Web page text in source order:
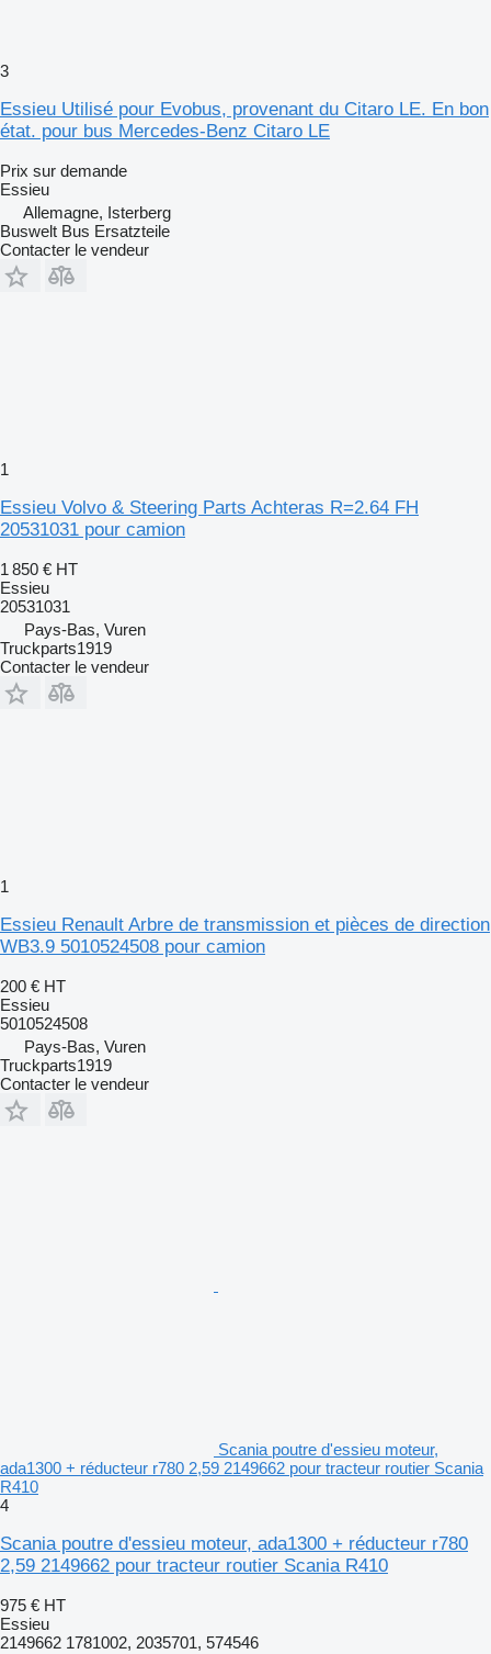
3
Essieu Utilisé pour Evobus, provenant du Citaro LE. En bon
état. pour bus Mercedes-Benz Citaro LE
Prix sur demande
Essieu
Allemagne, Isterberg
Buswelt Bus Ersatzteile
Contacter le vendeur
1
Essieu Volvo & Steering Parts Achteras R=2.64 FH
20531031 pour camion
1 850 € HT
Essieu
20531031
Pays-Bas, Vuren
Truckparts1919
Contacter le vendeur
1
Essieu Renault Arbre de transmission et pièces de direction
WB3.9 5010524508 pour camion
200 € HT
Essieu
5010524508
Pays-Bas, Vuren
Truckparts1919
Contacter le vendeur
Scania poutre d'essieu moteur,
ada1300 + réducteur r780 2,59 2149662 pour tracteur routier Scania
R410
4
Scania poutre d'essieu moteur, ada1300 + réducteur r780
2,59 2149662 pour tracteur routier Scania R410
975 € HT
Essieu
2149662 1781002, 2035701, 574546